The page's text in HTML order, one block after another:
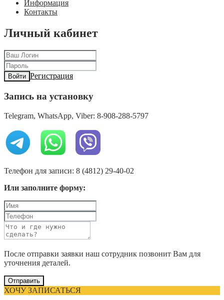
Информация
Контакты
Личный кабинет
Войти Регистрация
Запись на установку
Telegram, WhatsApp, Viber: 8-908-288-5797
Телефон для записи: 8 (4812) 29-40-02
Или заполните форму:
После отправки заявки наш сотрудник позвонит Вам для
уточнения деталей.
Отправить
ХОЧУ ЗАПИСАТЬСЯ